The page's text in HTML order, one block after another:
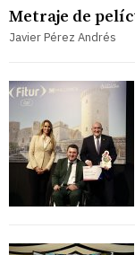
Metraje de
Javier Pérez Andrés